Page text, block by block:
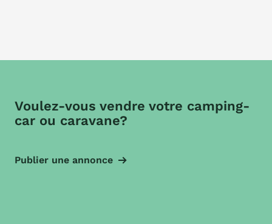
Voulez-vous vendre votre camping-
car ou caravane?
Publier une annonce